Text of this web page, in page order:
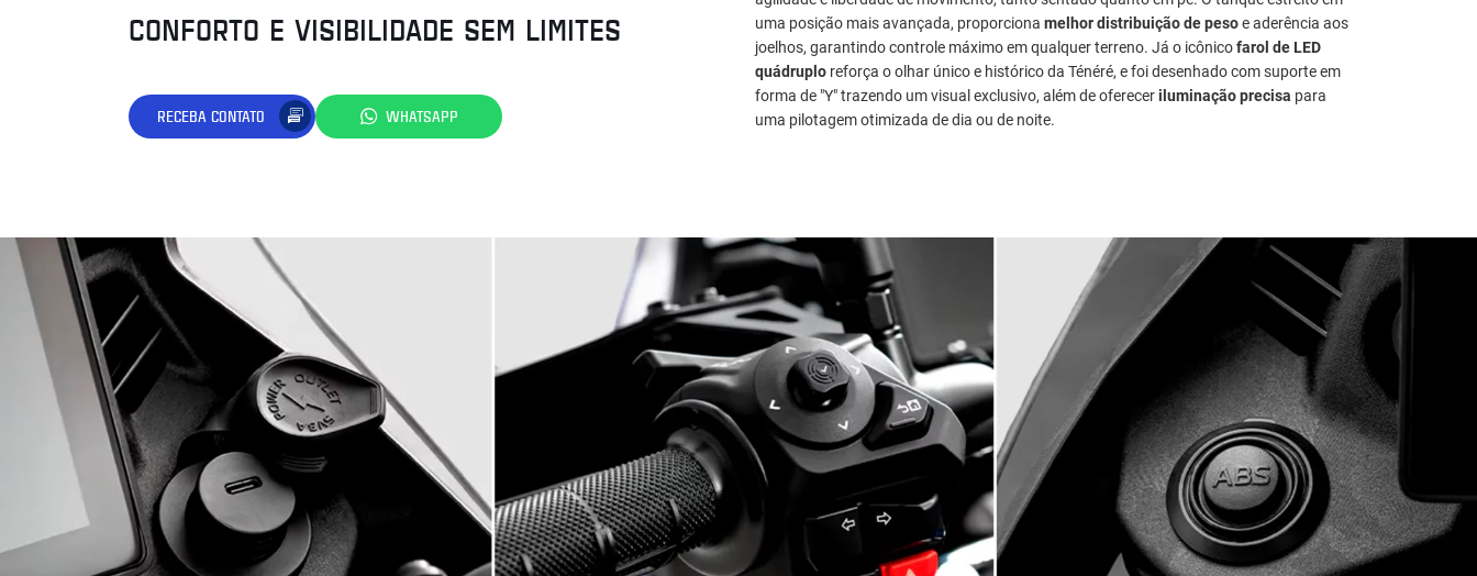
CONFORTO E VISIBILIDADE SEM LIMITES
RECEBA CONTATO WHATSAPP
uma posição mais avançada, proporciona melhor distribuição de pesoe aderência aos
joelhos, garantindo controle máximo em qualquer terreno. Já o icônicofarol de LED
quádruplo reforça o olhar único e histórico da Ténéré, e foi desenhado com suporte em
forma de "Y" trazendo um visual exclusivo, além de ofereceriluminação precisa para
uma pilotagem otimizada de dia ou de noite.